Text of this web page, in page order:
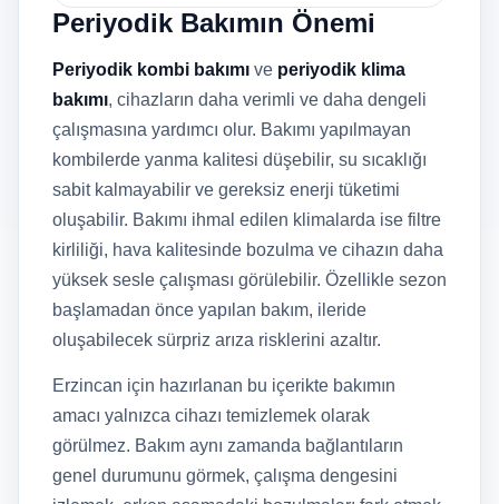
Periyodik Bakımın Önemi
Periyodik kombi bakımı ve periyodik klima
bakımı, cihazların daha verimli ve daha dengeli
çalışmasına yardımcı olur. Bakımı yapılmayan
kombilerde yanma kalitesi düşebilir, su sıcaklığı
sabit kalmayabilir ve gereksiz enerji tüketimi
oluşabilir. Bakımı ihmal edilen klimalarda ise filtre
kirliliği, hava kalitesinde bozulma ve cihazın daha
yüksek sesle çalışması görülebilir. Özellikle sezon
başlamadan önce yapılan bakım, ileride
oluşabilecek sürpriz arıza risklerini azaltır.
Erzincan için hazırlanan bu içerikte bakımın
amacı yalnızca cihazı temizlemek olarak
görülmez. Bakım aynı zamanda bağlantıların
genel durumunu görmek, çalışma dengesini